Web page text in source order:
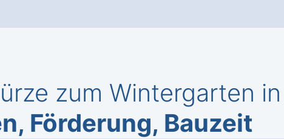
zum Wintergarten
Förderung, Bauzeit